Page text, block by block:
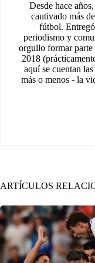
Desde hace
cautivado más
fútbol.
periodismo y
orgullo formar parte
2018
aquí se cuentan
más o menos - la
ARTÍCULOS